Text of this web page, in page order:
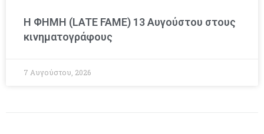
Η ΦΗΜΗ (LATE FAME) 13 Αυγούστου στους
κινηματογράφους
7 Αυγούστου, 2026